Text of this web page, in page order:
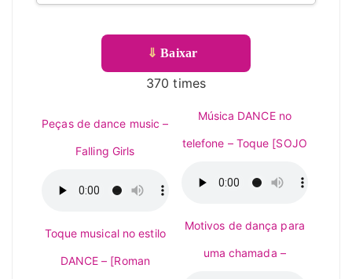
⇓ Baixar
370 times
Peças de dance music –
Falling Girls
Toque musical no estilo
DANCE – [Roman
Música DANCE no
telefone – Toque [SOJO
Motivos de dança para
uma chamada –